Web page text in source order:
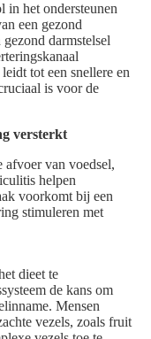
in het ondersteunen
een gezond
darmstelsel
tot een snellere en
is voor de
versterkt
van voedsel,
helpen
voorkomt bij een
stimuleren met
dieet te
de kans om
Mensen
vezels, zoals fruit